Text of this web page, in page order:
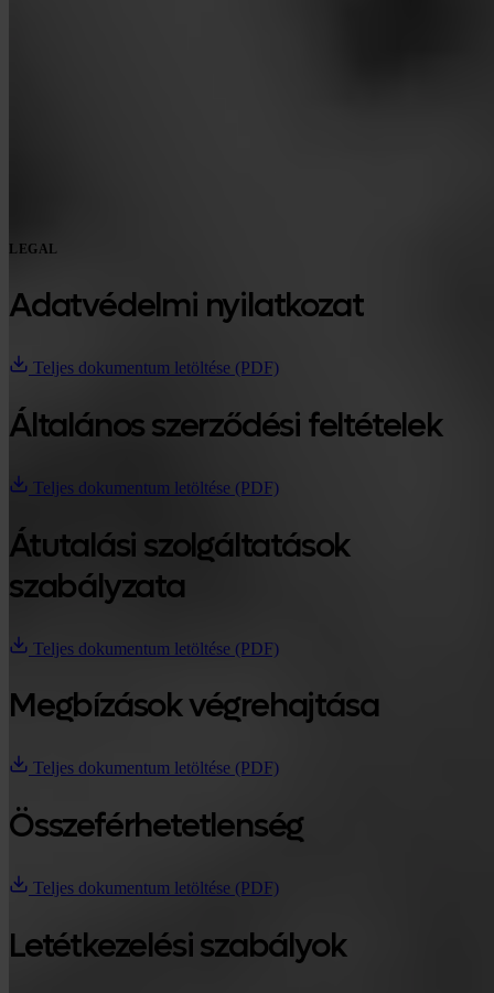
LEGAL
Adatvédelmi nyilatkozat
Teljes dokumentum letöltése (PDF)
Általános szerződési feltételek
Teljes dokumentum letöltése (PDF)
Átutalási szolgáltatások
szabályzata
Teljes dokumentum letöltése (PDF)
Megbízások végrehajtása
Teljes dokumentum letöltése (PDF)
Összeférhetetlenség
Teljes dokumentum letöltése (PDF)
Letétkezelési szabályok